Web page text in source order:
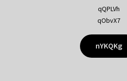
qQPLVh
qObvX7
nYKQKg